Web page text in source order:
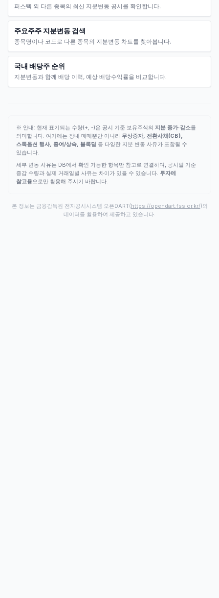
퍼스텍 외 다른 종목의 최신 지분변동 공시를 확인합니다.
주요주주 지분변동 검색
종목명이나 코드로 다른 종목의 지분변동 차트를 찾아봅니다.
국내 배당주 순위
지분변동과 함께 배당 이력, 예상 배당수익률을 비교합니다.
※ 안내: 현재 표기되는 수량(+, -)은 공시 기준 보유주식의 지분 증가·감소를
의미합니다. 여기에는 장내 매매뿐만 아니라 무상증자, 전환사채(CB),
스톡옵션 행사, 증여/상속, 블록딜 등 다양한 지분 변동 사유가 포함될 수
있습니다.
세부 변동 사유는 DB에서 확인 가능한 항목만 참고로 연결하며, 공시일 기준
증감 수량과 실제 거래일별 사유는 차이가 있을 수 있습니다. 투자에
참고용으로만 활용해 주시기 바랍니다.
본 정보는 금융감독원 전자공시시스템 오픈DART(https://opendart.fss.or.kr/)의
데이터를 활용하여 제공하고 있습니다.